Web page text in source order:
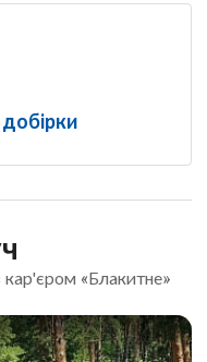
кар'єром «Блакитне»